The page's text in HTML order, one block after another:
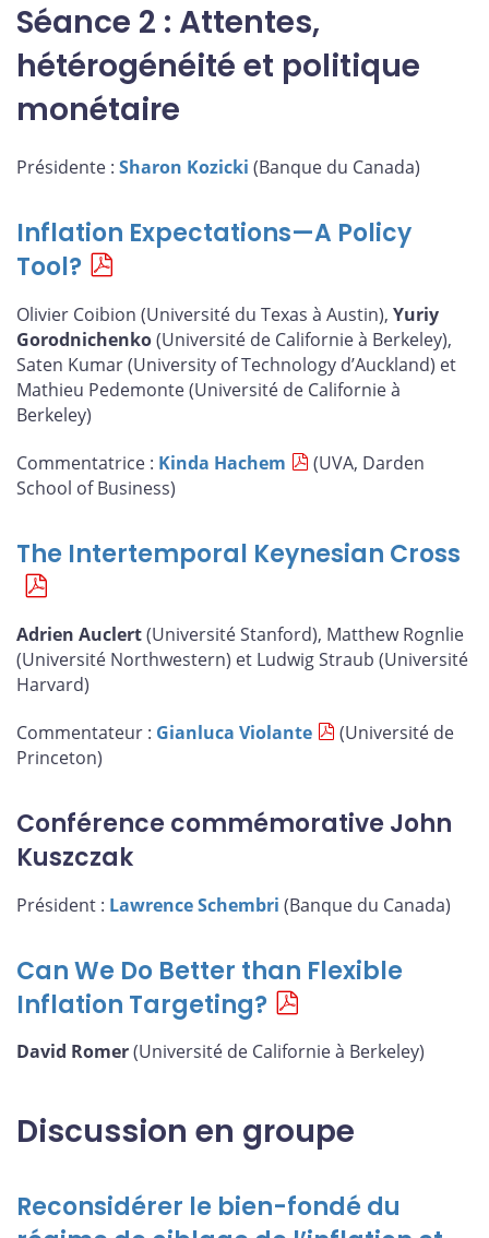
Séance 2 : Attentes,
hétérogénéité et politique
monétaire
Présidente : Sharon Kozicki (Banque du Canada)
Inflation Expectations—A Policy
Tool?
Olivier Coibion (Université du Texas à Austin), Yuriy
Gorodnichenko(Université de Californie à Berkeley),
Saten Kumar (University of Technology d’Auckland) et
Mathieu Pedemonte (Université de Californie à
Berkeley)
Commentatrice : Kinda Hachem
(UVA, Darden
School of Business)
The Intertemporal Keynesian Cross
Adrien Auclert(Université Stanford), Matthew Rognlie
(Université Northwestern) et Ludwig Straub (Université
Harvard)
Commentateur : Gianluca Violante
(Université de
Princeton)
Conférence commémorative John
Kuszczak
Président : Lawrence Schembri (Banque du Canada)
Can We Do Better than Flexible
Inflation Targeting?
David Romer(Université de Californie à Berkeley)
Discussion en groupe
Reconsidérer le bien-fondé du